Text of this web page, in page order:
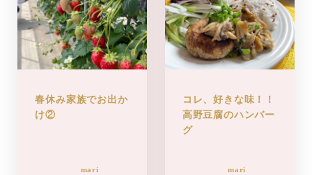
春休み家族でお出か
け②
mari
コレ、好きな味！！
高野豆腐のハンバー
グ
mari